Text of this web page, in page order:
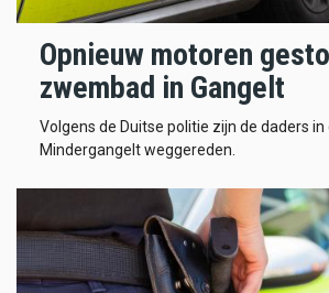
Opnieuw motoren
zwembad in Gangelt
Volgens de Duitse politie zijn de daders
Mindergangelt weggereden.